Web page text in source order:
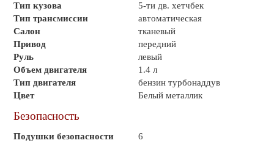
Тип кузова
5-ти дв. хетчбек
Тип трансмиссии
автоматическая
Салон
тканевый
Привод
передний
Руль
левый
Объем двигателя
1.4 л
Тип двигателя
бензин турбонаддув
Цвет
Белый металлик
Безопасность
Подушки безопасности 6